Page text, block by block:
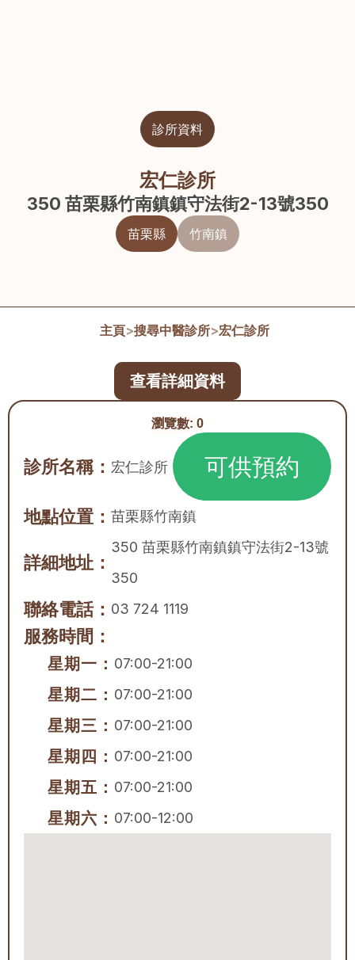
診所資料
宏仁診所
350 苗栗縣竹南鎮鎮守法街2-13號350
苗栗縣 竹南鎮
主頁>搜尋中醫診所>宏仁診所
瀏覽數: 0
診所名稱： 宏仁診所 可供預約
地點位置： 苗栗縣竹南鎮
詳細地址：
350 苗栗縣竹南鎮鎮守法街2-13號
350
聯絡電話： 03 724 1119
服務時間：
星期一： 07:00-21:00
星期二： 07:00-21:00
星期三： 07:00-21:00
星期四： 07:00-21:00
星期五： 07:00-21:00
星期六： 07:00-12:00
查看詳細資料